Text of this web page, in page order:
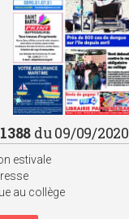
du 09/09/2020
estivale
au collège